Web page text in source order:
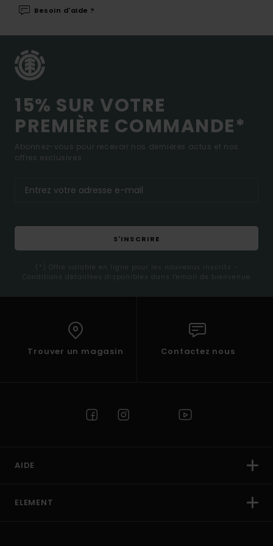
Besoin d'aide ?
15% SUR VOTRE
PREMIÈRE COMMANDE*
Abonnez-vous pour recevoir nos dernières actus et nos
offres exclusives.
S'INSCRIRE
(*) Offre valable en ligne pour les nouveaux inscrits -
Conditions détaillées disponibles dans l'email de bienvenue
Trouver un magasin Contactez nous
AIDE
ELEMENT